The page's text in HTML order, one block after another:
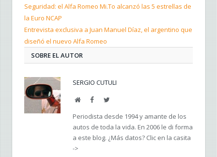
Seguridad: el Alfa Romeo Mi.To alcanzó las 5 estrellas de
la Euro NCAP
Entrevista exclusiva a Juan Manuel Díaz, el argentino que
diseñó el nuevo Alfa Romeo
SOBRE EL AUTOR
SERGIO CUTULI
Web FacebookTwitter
Periodista desde 1994 y amante de los
autos de toda la vida. En 2006 le di forma
a este blog. ¿Más datos? Clic en la casita
->